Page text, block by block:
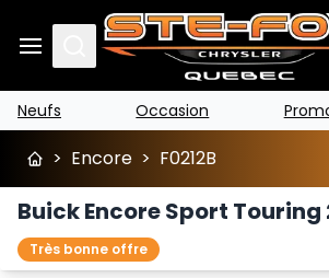
Search
Neufs Occasion
> Encore > F0212B
Buick Encore Sport Touring
Très bonne offre
Lire Précédent
Suivant